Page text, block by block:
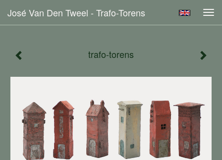
José Van Den Tweel - Trafo-Torens
trafo-torens